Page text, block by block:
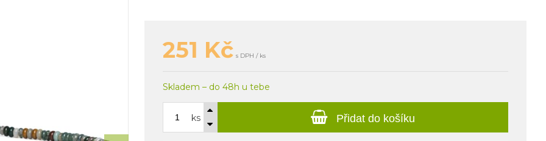
251 Kč s DPH / ks
Skladem – do 48h u tebe
ks Přidat do košíku